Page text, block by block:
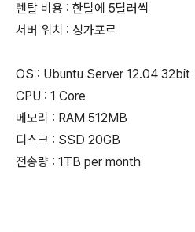
렌탈 비용 : 한달에 5달러씩
서버 위치 : 싱가포르
OS : Ubuntu Server 12.04 32bit
CPU : 1 Core
메모리 : RAM 512MB
디스크 : SSD 20GB
전송량 : 1TB per month